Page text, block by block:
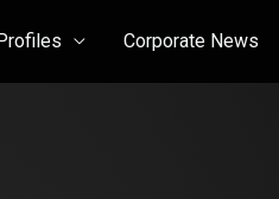
Corporate News